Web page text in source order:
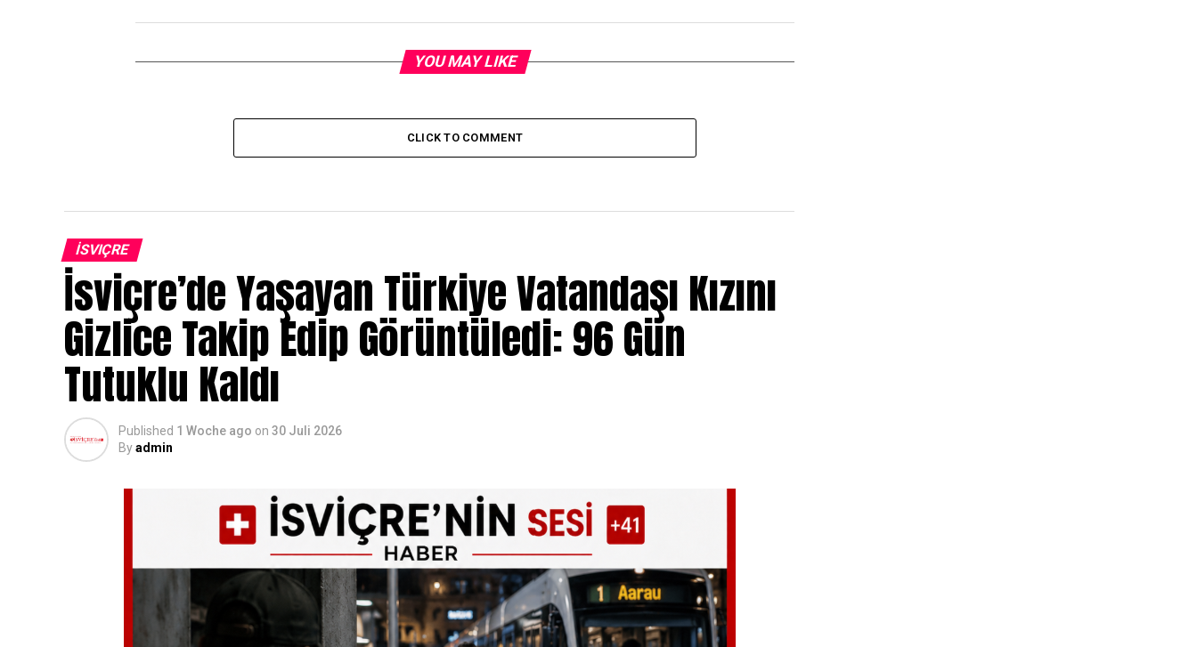
YOU MAY LIKE
CLICK TO COMMENT
İSVIÇRE
İsviçre’de Yaşayan Türkiye Vatandaşı Kızını
Gizlice Takip Edip Görüntüledi: 96 Gün
Tutuklu Kaldı
Published 1 Woche ago on 30 Juli 2026
Byadmin